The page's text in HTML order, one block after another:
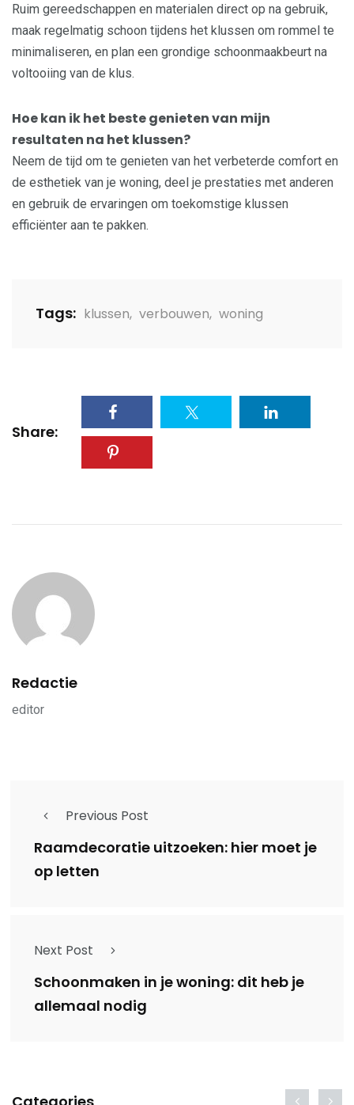
Ruim gereedschappen en materialen direct op na gebruik,
maak regelmatig schoon tijdens het klussen om rommel te
minimaliseren, en plan een grondige schoonmaakbeurt na
voltooiing van de klus.
Hoe kan ik het beste genieten van mijn
resultaten na het klussen?
Neem de tijd om te genieten van het verbeterde comfort en
de esthetiek van je woning, deel je prestaties met anderen
en gebruik de ervaringen om toekomstige klussen
efficiënter aan te pakken.
Tags: klussen, verbouwen, woning
Share:
Redactie
editor
Previous Post
Raamdecoratie uitzoeken: hier moet je
op letten
Next Post
Schoonmaken in je woning: dit heb je
allemaal nodig